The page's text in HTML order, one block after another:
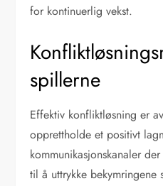
for kontinuerlig vekst.
spillerne
Effektiv konfliktløsning er
opprettholde et positivt
kommunikasjonskanaler
til å uttrykke bekymringene